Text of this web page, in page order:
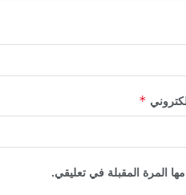
*
المرة المقبلة في تعليقي.